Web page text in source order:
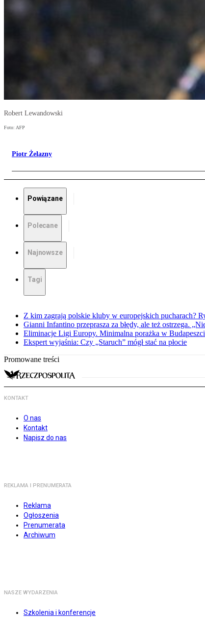
Robert Lewandowski
Foto: AFP
Piotr Żelazny
Powiązane
Polecane
Najnowsze
Tagi
Z kim zagrają polskie kluby w europejskich pucharach?
Gianni Infantino przeprasza za błędy, ale też ostrzega.
Eliminacje Ligi Europy. Minimalna porażka w
Ekspert wyjaśnia: Czy „Staruch” mógł stać na płocie
Promowane treści
KONTAKT
O nas
Kontakt
Napisz do nas
REKLAMA I PRENUMERATA
Reklama
Ogłoszenia
Prenumerata
Archiwum
NASZE WYDARZENIA
Szkolenia i konferencje